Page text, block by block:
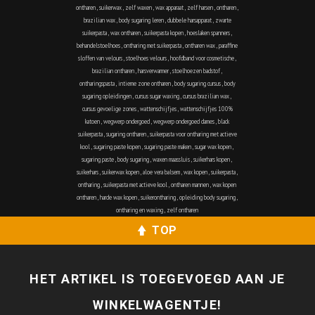
ontharen,suikerwax, zelf waxen,wax apparaat, zelf harsen,ontharen,
brazilian wax,body sugaring leren,dubbele harsapparat, zwarte
suikerpasta,wax ontharen,suikerpasta kopen,hoeslaken spanners,
behandelstoelhoes,ontharing met suikerpasta,ontharen wax,paraffine
sloffen van velours,stoelhoes velours,hoofdband voor cosmetische,
brazilian ontharen,harsverwarmer,stoelhoezen badstof,
ontharingspasta,intieme zone ontharen,body sugaring cursus,body
sugaring opleidingen,cursus sugar waxing,cursus brazilian wax,
cursus gevoelige zones,wattenschijfjes,wattenschijfjes 100%
katoen,wegwerp ondergoed,wegwerp ondergoed dames,black
suikerpasta,sugaring ontharen,suikerpasta voor ontharing met actieve
kool,sugaring paste kopen,sugaring paste maken,sugar wax kopen,
sugaring paste,body sugaring,waxen maassluis,suikerhars kopen,
suikerhars,suikerwax kopen,aloe vera balsem,wax kopen,suikerpasta,
ontharing,suikerpasta met actieve kool,ontharen mannen,wax kopen
ontharen,harde wax kopen,suikerontharing,opleiding body sugaring,
ontharing en waxing, zelf ontharen
TOP
HET ARTIKEL IS TOEGEVOEGD AAN JE
WINKELWAGENTJE!